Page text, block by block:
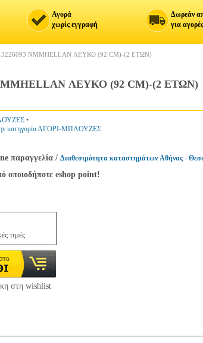
Αγορά
χωρίς εγγραφή
Δωρεάν
για
NMMHELLAN ΛΕΥΚΟ (92 CM)-(2 ΕΤΩΝ)
ΛΕΥΚΟ (92 CM)-(2 ΕΤΩΝ)
•
κατηγορία ΑΓΟΡΙ-ΜΠΛΟΥΖΕΣ
παραγγελία / Διαθεσιμότητα καταστημάτων Αθήνας -
οποιοδήποτε eshop point!
τιμές
στη wishlist